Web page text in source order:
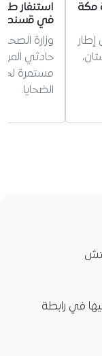
مكة
استنفار
في
وزارة
حادثي
مستمرة
الضحايا.
في رابطة